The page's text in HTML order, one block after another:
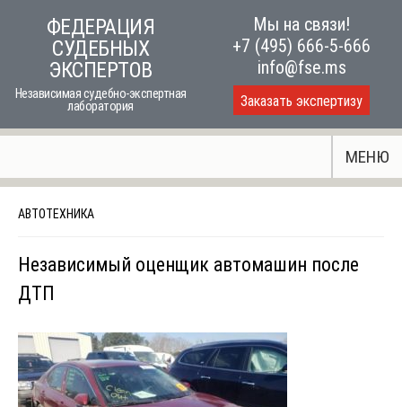
ФЕДЕРАЦИЯ
СУДЕБНЫХ
ЭКСПЕРТОВ
Независимая судебно-экспертная
лаборатория
Мы на связи!
+7 (495) 666-5-666
info@fse.ms
Заказать экспертизу
МЕНЮ
АВТОТЕХНИКА
Независимый оценщик автомашин после
ДТП